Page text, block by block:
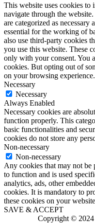
This website uses cookies
navigate through the
are categorized as necessary
essential for the working of
also use third-party cookies
you use this website. These
only with your consent. You
cookies. But opting out of
on your browsing experience.
Necessary
Necessary
Always Enabled
Necessary cookies are
function properly. This
basic functionalities and
cookies do not store any
Non-necessary
Non-necessary
Any cookies that may not be
to function and is used
analytics, ads, other
cookies. It is mandatory to
these cookies on your
SAVE & ACCEPT
Copyright © 2024